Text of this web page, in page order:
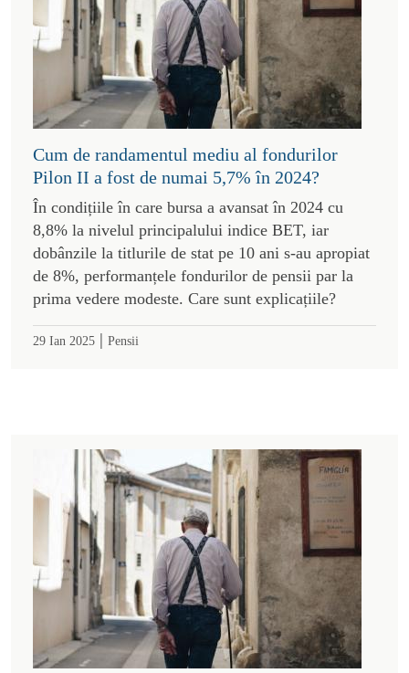
Cum de randamentul mediu al fondurilor
Pilon II a fost de numai 5,7% în 2024?
În condițiile în care bursa a avansat în 2024 cu
8,8% la nivelul principalului indice BET, iar
dobânzile la titlurile de stat pe 10 ani s-au apropiat
de 8%, performanțele fondurilor de pensii par la
prima vedere modeste. Care sunt explicațiile?
29 Ian 2025 | Pensii